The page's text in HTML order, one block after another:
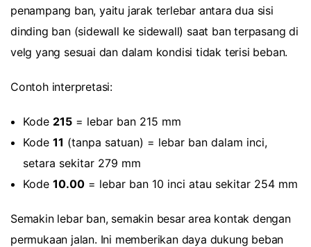
penampang ban, yaitu jarak terlebar antara dua sisi
dinding ban (sidewall ke sidewall) saat ban terpasang di
velg yang sesuai dan dalam kondisi tidak terisi beban.
Contoh interpretasi:
Kode 215 = lebar ban 215 mm
Kode 11 (tanpa satuan) = lebar ban dalam inci,
setara sekitar 279 mm
Kode 10.00 = lebar ban 10 inci atau sekitar 254 mm
Semakin lebar ban, semakin besar area kontak dengan
permukaan jalan. Ini memberikan daya dukung beban